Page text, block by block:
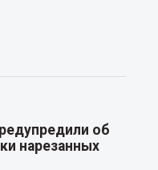
об
нарезанных